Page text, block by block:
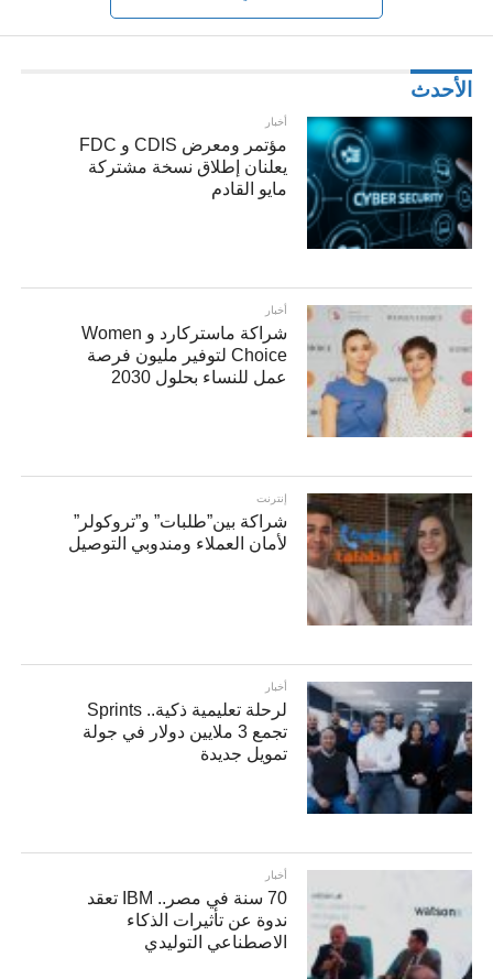
الأحدث
أخبار
مؤتمر ومعرض CDIS و FDC
يعلنان إطلاق نسخة مشتركة
مايو القادم
أخبار
شراكة ماستركارد و Women
Choice لتوفير مليون فرصة
عمل للنساء بحلول 2030
إنترنت
شراكة بين”طلبات” و”تروكولر”
لأمان العملاء ومندوبي التوصيل
أخبار
لرحلة تعليمية ذكية.. Sprints
تجمع 3 ملايين دولار في جولة
تمويل جديدة
أخبار
70 سنة في مصر.. IBM تعقد
ندوة عن تأثيرات الذكاء
الاصطناعي التوليدي